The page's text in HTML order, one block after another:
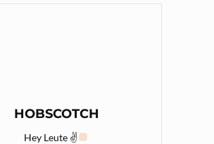
HOBSCOTCH
Hey Leute ✌